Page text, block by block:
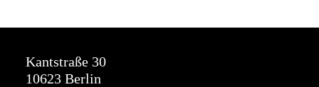
Kantstraße 30
10623 Berlin